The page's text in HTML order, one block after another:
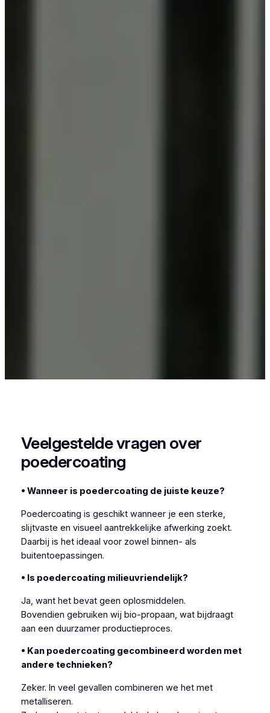
Veelgestelde vragen over
poedercoating
• Wanneer is poedercoating de juiste keuze?
Poedercoating is geschikt wanneer je een sterke,
slijtvaste en visueel aantrekkelijke afwerking zoekt.
Daarbij is het ideaal voor zowel binnen- als
buitentoepassingen.
• Is poedercoating milieuvriendelijk?
Ja, want het bevat geen oplosmiddelen.
Bovendien gebruiken wij bio-propaan, wat bijdraagt
aan een duurzamer productieproces.
• Kan poedercoating gecombineerd worden met
andere technieken?
Zeker. In veel gevallen combineren we het met
metalliseren.